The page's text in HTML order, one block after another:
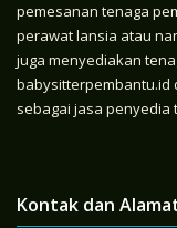
pemesanan tenaga
perawat lansia atau
juga menyediakan
babysitterpembantu.id
sebagai jasa penyedia
Kontak dan